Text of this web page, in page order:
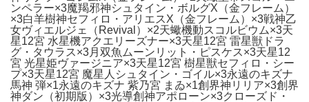
ンペラー×3魔羯邪神シュタイン・ボルグX（金フレーム）
×3白羊樹神セフィロ・アリエスX（金フレーム）×3戦神乙
女ヴィエルジェ（Revival）×2天蠍機動スコルビウム×3天
星12宮 水星機アクエリーズナー×3天星12宮 雷星獣ドラ
グ・タウラス×3月双魚ムーンリット・ピスケス×3天星12
宮 光星姫ヴァージニア×3天星12宮 樹星獣セフィロ・シー
プ×3天星12宮 魔星人シュタイン・ゴイル×3永遠のキズナ
馬神 弾×1永遠のキズナ 紫乃宮 まゐ×1創界神リリア×3創界
神ダン（初期版）×3光導創神アポローン×3クローズド・